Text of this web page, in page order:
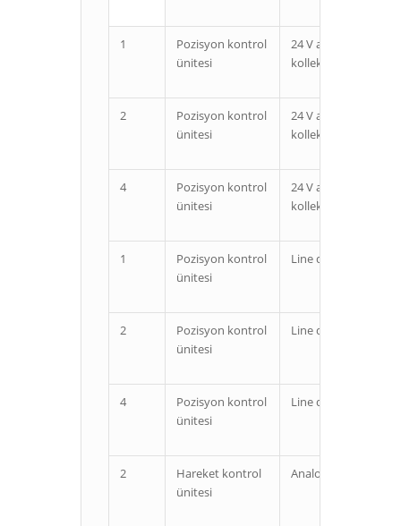
1
Pozisyon kontrol
ünitesi
24 V açık
kollektör
2
Pozisyon kontrol
ünitesi
24 V açık
kollektör
4
Pozisyon kontrol
ünitesi
24 V açık
kollektör
1
Pozisyon kontrol
ünitesi
Line driver
2
Pozisyon kontrol
ünitesi
Line driver
4
Pozisyon kontrol
ünitesi
Line driver
2
Hareket kontrol
ünitesi
Analog